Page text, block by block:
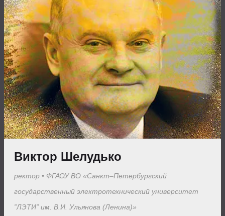
Виктор Шелудько
ректор • ФГАОУ ВО «Санкт–Петербургский
государственный электротехнический университет
”ЛЭТИ” им. В.И. Ульянова (Ленина)»